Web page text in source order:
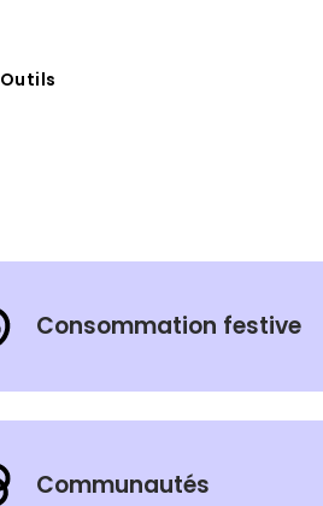
Outils
Consommation festive
Communautés